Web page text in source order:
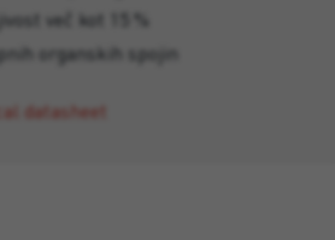
več kot 15 %
organskih spojin
datasheet